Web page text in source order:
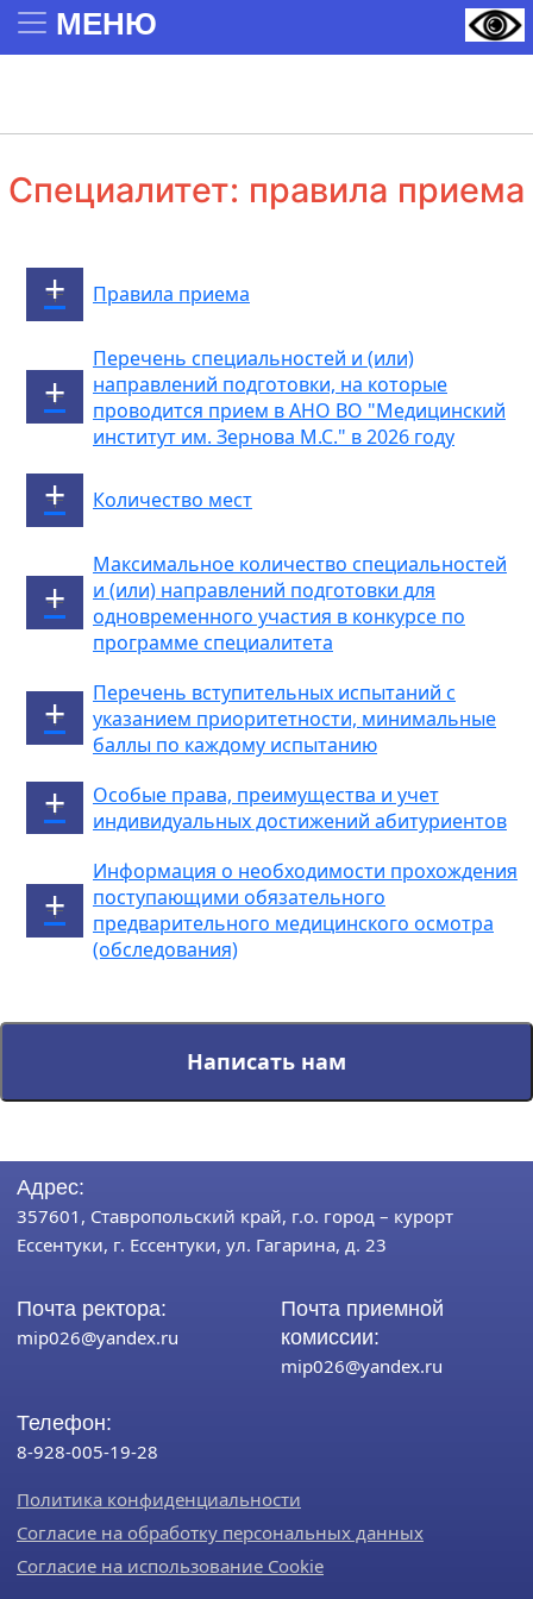
МЕНЮ
Специалитет: правила приема
Правила приема
Перечень специальностей и (или)
направлений подготовки, на которые
проводится прием в АНО ВО "Медицинский
институт им. Зернова М.С." в 2026 году
Количество мест
Максимальное количество специальностей
и (или) направлений подготовки для
одновременного участия в конкурсе по
программе специалитета
Перечень вступительных испытаний с
указанием приоритетности, минимальные
баллы по каждому испытанию
Особые права, преимущества и учет
индивидуальных достижений абитуриентов
Информация о необходимости прохождения
поступающими обязательного
предварительного медицинского осмотра
(обследования)
Написать нам
Адрес:
357601, Ставропольский край, г.о. город – курорт
Ессентуки, г. Ессентуки, ул. Гагарина, д. 23
Почта ректора:
mip026@yandex.ru
Почта приемной
комиссии:
mip026@yandex.ru
Телефон:
8-928-005-19-28
Политика конфиденциальности
Согласие на обработку персональных данных
Согласие на использование Cookie